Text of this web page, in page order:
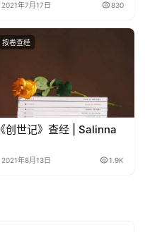
2021年7月17日 830
按卷查经
《创世记》查经 | Salinna
2021年8月13日 1.9K